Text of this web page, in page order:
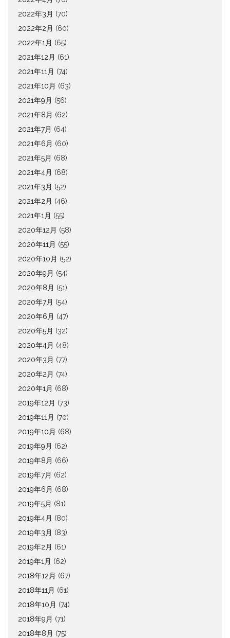
2022年3月 (70)
2022年2月 (60)
2022年1月 (65)
2021年12月 (61)
2021年11月 (74)
2021年10月 (63)
2021年9月 (56)
2021年8月 (62)
2021年7月 (64)
2021年6月 (60)
2021年5月 (68)
2021年4月 (68)
2021年3月 (52)
2021年2月 (46)
2021年1月 (55)
2020年12月 (58)
2020年11月 (55)
2020年10月 (52)
2020年9月 (54)
2020年8月 (51)
2020年7月 (54)
2020年6月 (47)
2020年5月 (32)
2020年4月 (48)
2020年3月 (77)
2020年2月 (74)
2020年1月 (68)
2019年12月 (73)
2019年11月 (70)
2019年10月 (68)
2019年9月 (62)
2019年8月 (66)
2019年7月 (62)
2019年6月 (68)
2019年5月 (81)
2019年4月 (80)
2019年3月 (83)
2019年2月 (61)
2019年1月 (62)
2018年12月 (67)
2018年11月 (61)
2018年10月 (74)
2018年9月 (71)
2018年8月 (75)